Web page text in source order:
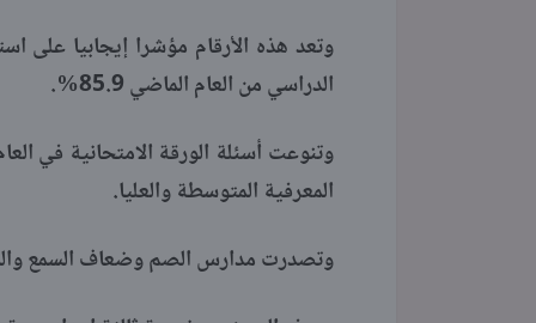
وتعد هذه الأرقام مؤشرا إيجابيا على
الدراسي من العام الماضي 85.9%.
وتنوعت أسئلة الورقة الامتحانية في
المعرفية المتوسطة والعليا.
وتصدرت مدارس الصم وضعاف السمع